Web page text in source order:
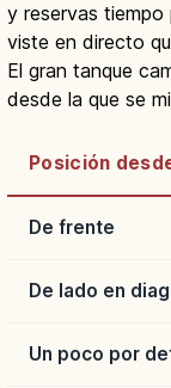
y reservas tiempo
viste en directo
El gran tanque
desde la que se
Posición
De frente
De lado en
Un poco por